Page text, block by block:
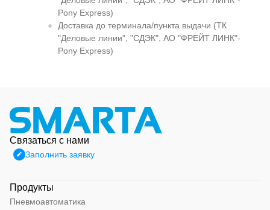
Pony Express)
Доставка до терминала/пункта выдачи (ТК
"Деловые линии", "СДЭК", АО "ФРЕЙТ ЛИНК"-
Pony Express)
Связаться с нами
Заполнить заявку
Продукты
Пневмоавтоматика